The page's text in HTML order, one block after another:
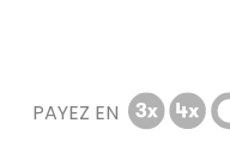
PAYEZ EN